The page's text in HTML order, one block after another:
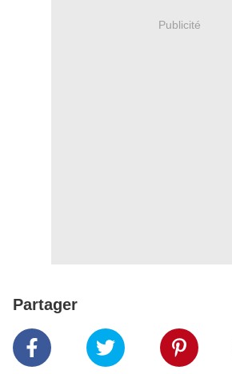
Publicité
Partager